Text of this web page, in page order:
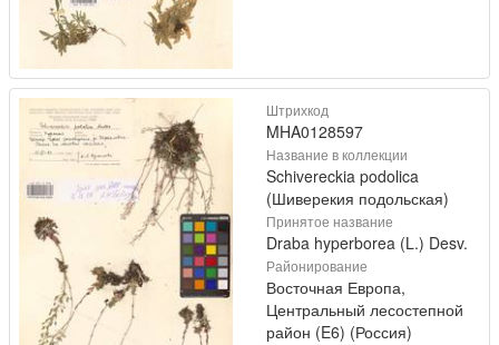
Штрихкод
MHA0128597
Название в коллекции
Schivereckia podolica
(Шиверекия подольская)
Принятое название
Draba hyperborea (L.) Desv.
Районирование
Восточная Европа,
Центральный лесостепной
район (E6) (Россия)